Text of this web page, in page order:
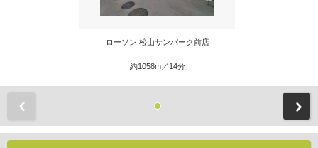
ローソン 松山サンパーク前店
約1058m／14分